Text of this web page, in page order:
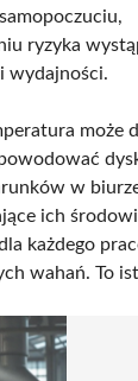
ryzyka
wydajności.
może
w
ich
każdego
wahań. To